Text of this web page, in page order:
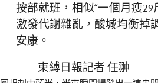
按部就班，相似“一個月瘦29
激發代謝雜亂，酸堿均衡掉
安康。
束縛日報記者 任翀